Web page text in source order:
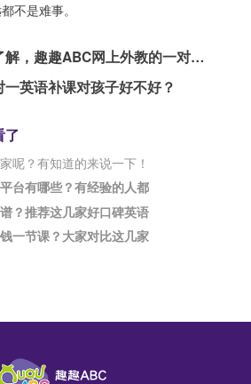
不是难事。
让我带你了解，趣趣ABC网上外教的一对一培训
一英语补课对孩子好不好？
了
呢？有知道的来说一下！
台有哪些？有经验的人都
？推荐这几家好口碑英语
一节课？大家对比这几家